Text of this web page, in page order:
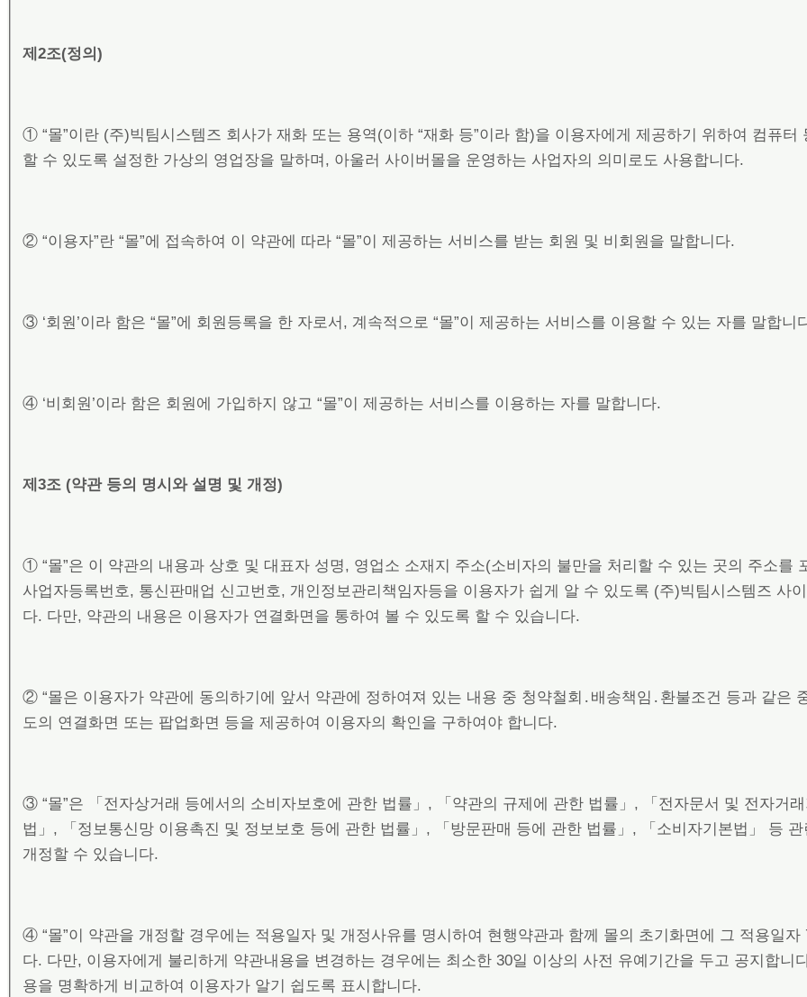
제 2조(정의 )
① “몰”이란 (주)빅팀시스템즈 회사가 재화 또는 용역(이하 “재화 등”이라 함)을 이용자에게 제공하기 위하여 컴퓨
할 수 있도록 설정한 가상의 영업장을 말하며, 아울러 사이버몰을 운영하는 사업자의 의미로도 사용합니다.
② “이용자”란 “몰”에 접속하여 이 약관에 따라 “몰”이 제공하는 서비스를 받는 회원 및 비회원을 말합니다.
③ ‘회원’이라 함은 “몰”에 회원등록을 한 자로서, 계속적으로 “몰”이 제공하는 서비스를 이용할 수 있는 자를 말합니
④ ‘비회원’이라 함은 회원에 가입하지 않고 “몰”이 제공하는 서비스를 이용하는 자를 말합니다.
제 3조 (약관 등의 명시와 설명 및 개정)
① “몰”은 이 약관의 내용과 상호 및 대표자 성명, 영업소 소재지 주소(소비자의 불만을 처리할 수 있는 곳의 주소를
사업자등록번호, 통신판매업 신고번호, 개인정보관리책임자등을 이용자가 쉽게 알 수 있도록 (주)빅팀시스템즈 사
다. 다만, 약관의 내용은 이용자가 연결화면을 통하여 볼 수 있도록 할 수 있습니다.
② “몰은 이용자가 약관에 동의하기에 앞서 약관에 정하여져 있는 내용 중 청약철회․배송책임․환불조건 등과 같은
도의 연결화면 또는 팝업화면 등을 제공하여 이용자의 확인을 구하여야 합니다.
③ “몰”은 「전자상거래 등에서의 소비자보호에 관한 법률」, 「약관의 규제에 관한 법률」, 「전자문서 및 전자거
법」, 「정보통신망 이용촉진 및 정보보호 등에 관한 법률」, 「방문판매 등에 관한 법률」, 「소비자기본법」 등
개정할 수 있습니다.
④ “몰”이 약관을 개정할 경우에는 적용일자 및 개정사유를 명시하여 현행약관과 함께 몰의 초기화면에 그 적용일
다. 다만, 이용자에게 불리하게 약관내용을 변경하는 경우에는 최소한 30일 이상의 사전 유예기간을 두고 공지합니
용을 명확하게 비교하여 이용자가 알기 쉽도록 표시합니다.